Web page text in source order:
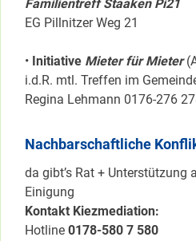
Familientreff Staaken Pi21
EG Pillnitzer Weg 21
• Initiative Mieter für Mieter
i.d.R. mtl. Treffen im
Regina Lehmann 0176-276
Nachbarschaftliche
da gibt’s Rat + Unterstützung
Einigung
Kontakt Kiezmediation:
Hotline 0178-580 7 580